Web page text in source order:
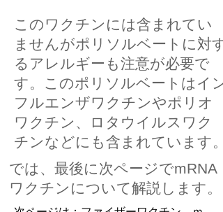
このワクチンには含まれてい
ませんがポリソルベートに対す
るアレルギーも注意が必要で
す。このポリソルベートはイン
フルエンザワクチンやポリオ
ワクチン、ロタウイルスワク
チンなどにも含まれています。
では、最後に次ページでmRNA
ワクチンについて解説します。